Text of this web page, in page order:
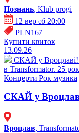
Познань, Klub progi
12 вер сб 20:00
PLN167
Купити квиток
13.09.26
СКАЙ у Вроцлаві!
в Transformator. 25
Концерти Рок музика
СКАЙ у
Вроцлав,